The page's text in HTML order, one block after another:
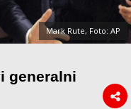
Mark Rute, Foto: AP
generalni